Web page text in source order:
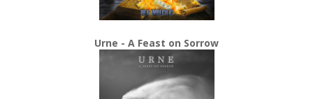
Urne - A Feast on Sorrow